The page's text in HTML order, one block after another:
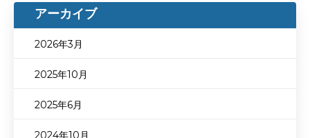
アーカイブ
2026年3月
2025年10月
2025年6月